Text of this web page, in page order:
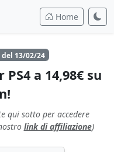
Home
13/02/24
a 14,98€ su
qui sotto per accedere
link di affiliazione)